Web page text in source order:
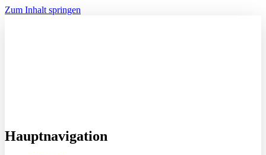
Zum Inhalt springen
Hauptnavigation